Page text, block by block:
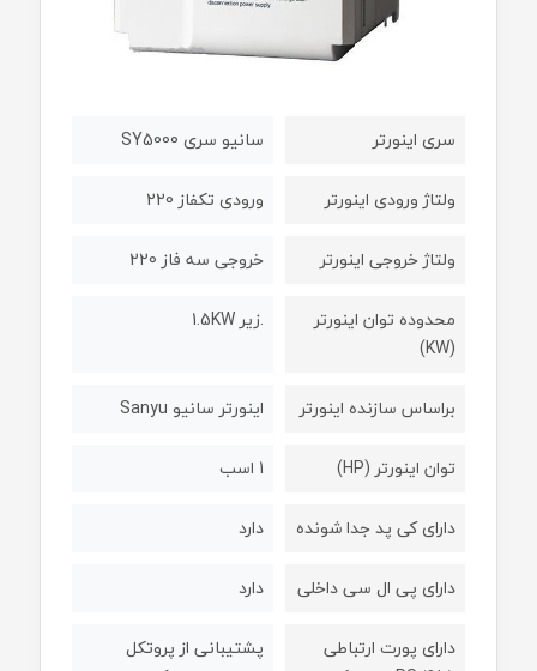
سری اینورتر
سانیو سری SY5000
ولتاژ ورودی اینورتر
ورودی تکفاز 220
ولتاژ خروجی اینورتر
خروجی سه فاز 220
محدوده توان اینورتر
(KW)
.زیر 1.5KW
براساس سازنده اینورتر
اینورتر سانیو Sanyu
توان اینورتر (HP)
1 اسب
دارای کی پد جدا شونده
دارد
دارای پی ال سی داخلی
دارد
دارای پورت ارتباطی
پشتیبانی از پروتکل